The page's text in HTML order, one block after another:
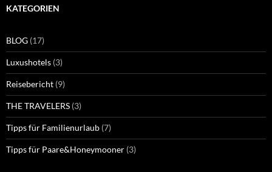
KATEGORIEN
BLOG (17)
Luxushotels (3)
Reisebericht (9)
THE TRAVELERS (3)
Tipps für Familienurlaub (7)
Tipps für Paare&Honeymooner (3)